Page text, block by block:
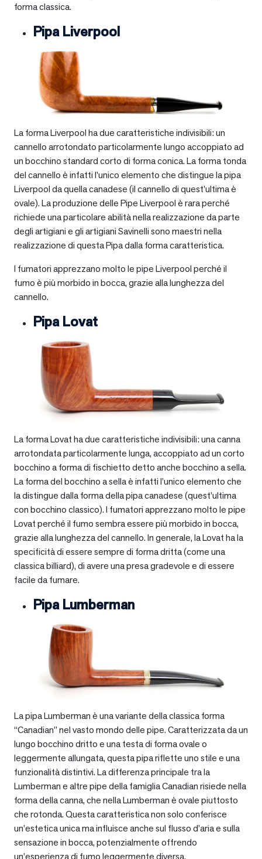
forma classica.
Pipa Liverpool
La forma Liverpool ha due caratteristiche indivisibili: un
cannello arrotondato particolarmente lungo accoppiato ad
un bocchino standard corto di forma conica. La forma tonda
del cannello è infatti l’unico elemento che distingue la pipa
Liverpool da quella canadese (il cannello di quest’ultima è
ovale). La produzione delle Pipe Liverpool è rara perché
richiede una particolare abilità nella realizzazione da parte
degli artigiani e gli artigiani Savinelli sono maestri nella
realizzazione di questa Pipa dalla forma caratteristica.
I fumatori apprezzano molto le pipe Liverpool perché il
fumo è più morbido in bocca, grazie alla lunghezza del
cannello.
Pipa Lovat
La forma Lovat ha due caratteristiche indivisibili: una canna
arrotondata particolarmente lunga, accoppiato ad un corto
bocchino a forma di fischietto detto anche bocchino a sella.
La forma del bocchino a sella è infatti l’unico elemento che
la distingue dalla forma della pipa canadese (quest’ultima
con bocchino classico). I fumatori apprezzano molto le pipe
Lovat perché il fumo sembra essere più morbido in bocca,
grazie alla lunghezza del cannello. In generale, la Lovat ha la
specificità di essere sempre di forma dritta (come una
classica billiard), di avere una presa gradevole e di essere
facile da fumare.
Pipa Lumberman
La pipa Lumberman è una variante della classica forma
“Canadian” nel vasto mondo delle pipe. Caratterizzata da un
lungo bocchino dritto e una testa di forma ovale o
leggermente allungata, questa pipa riflette uno stile e una
funzionalità distintivi. La differenza principale tra la
Lumberman e altre pipe della famiglia Canadian risiede nella
forma della canna, che nella Lumberman è ovale piuttosto
che rotonda. Questa caratteristica non solo conferisce
un’estetica unica ma influisce anche sul flusso d’aria e sulla
sensazione in bocca, potenzialmente offrendo
un’esperienza di fumo leggermente diversa.